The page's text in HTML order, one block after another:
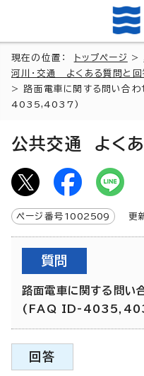
現在の位置： トップページ >
河川・交通 よくある質問と回
> 路面電車に関する問い合
4035,4037)
公共交通 よく
ページ番号 1002509 更
質問
路面電車に関する問い
(FAQ ID-
回答